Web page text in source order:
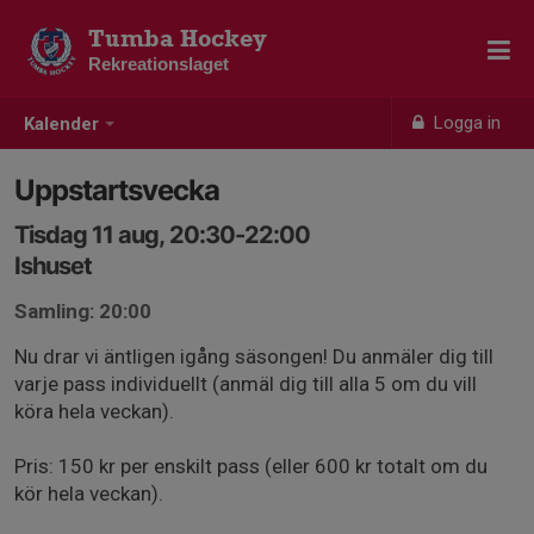
Kalender Logga in
Tumba Hockey
Rekreationslaget
Uppstartsvecka
Tisdag 11 aug, 20:30-22:00
Ishuset
Samling: 20:00
Nu drar vi äntligen igång säsongen! Du anmäler dig till
varje pass individuellt (anmäl dig till alla 5 om du vill
köra hela veckan).
Pris: 150 kr per enskilt pass (eller 600 kr totalt om du
kör hela veckan).